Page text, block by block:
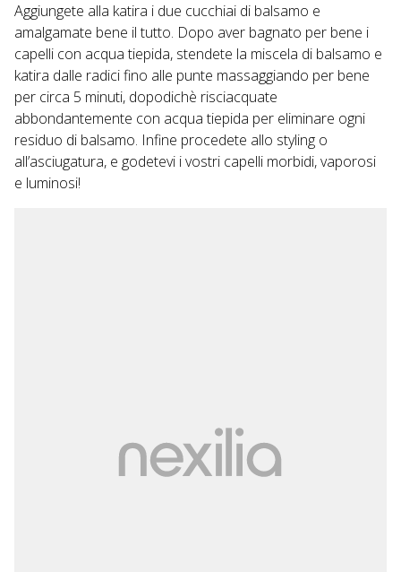
Aggiungete alla katira i due cucchiai di balsamo e
amalgamate bene il tutto. Dopo aver bagnato per bene i
capelli con acqua tiepida, stendete la miscela di balsamo e
katira dalle radici fino alle punte massaggiando per bene
per circa 5 minuti, dopodichè risciacquate
abbondantemente con acqua tiepida per eliminare ogni
residuo di balsamo. Infine procedete allo styling o
all’asciugatura, e godetevi i vostri capelli morbidi, vaporosi
e luminosi!